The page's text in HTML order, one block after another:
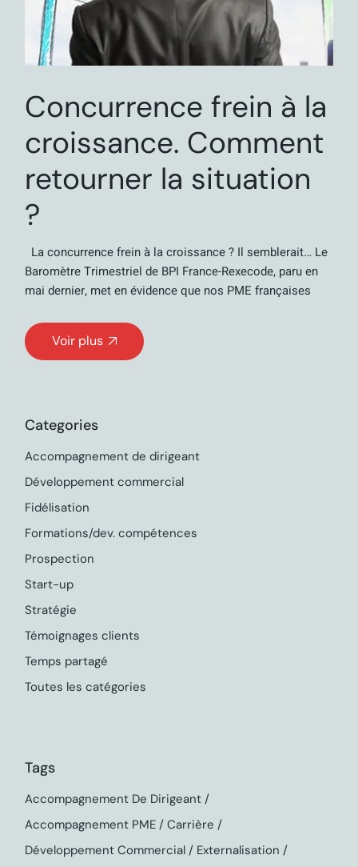
Concurrence frein à la
croissance. Comment
retourner la situation
?
La concurrence frein à la croissance ? Il semblerait… Le
Baromètre Trimestriel de BPI France-Rexecode, paru en
mai dernier, met en évidence que nos PME françaises
Voir plus
Categories
Accompagnement de dirigeant
Développement commercial
Fidélisation
Formations/dev. compétences
Prospection
Start-up
Stratégie
Témoignages clients
Temps partagé
Toutes les catégories
Tags
Accompagnement De Dirigeant
Accompagnement PME
Carrière
Développement Commercial
Externalisation